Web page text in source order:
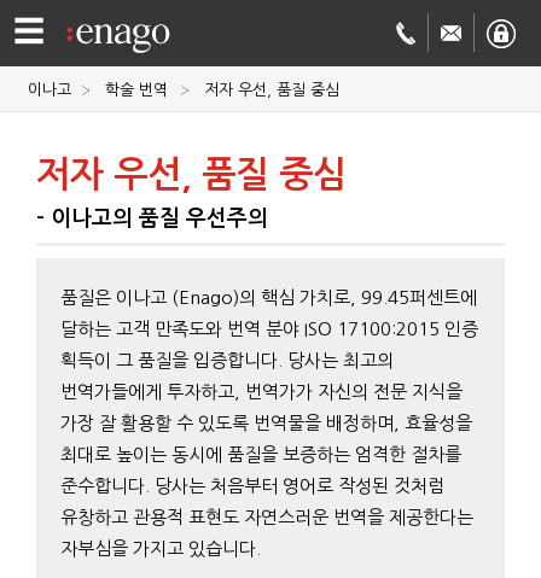
☰
영문
교정
저널
번역
결제정보
회사
소개
Enago
Academy
이나고 학술 번역 저자 우선, 품질 중심
저자 우선, 품질 중심
- 이나고의 품질 우선주의
품질은 이나고 (Enago)의 핵심 가치로, 99.45퍼센트에
달하는 고객 만족도와 번역 분야 ISO 17100:2015 인증
획득이 그 품질을 입증합니다. 당사는 최고의
번역가들에게 투자하고, 번역가가 자신의 전문 지식을
가장 잘 활용할 수 있도록 번역물을 배정하며, 효율성을
최대로 높이는 동시에 품질을 보증하는 엄격한 절차를
준수합니다. 당사는 처음부터 영어로 작성된 것처럼
유창하고 관용적 표현도 자연스러운 번역을 제공한다는
자부심을 가지고 있습니다.